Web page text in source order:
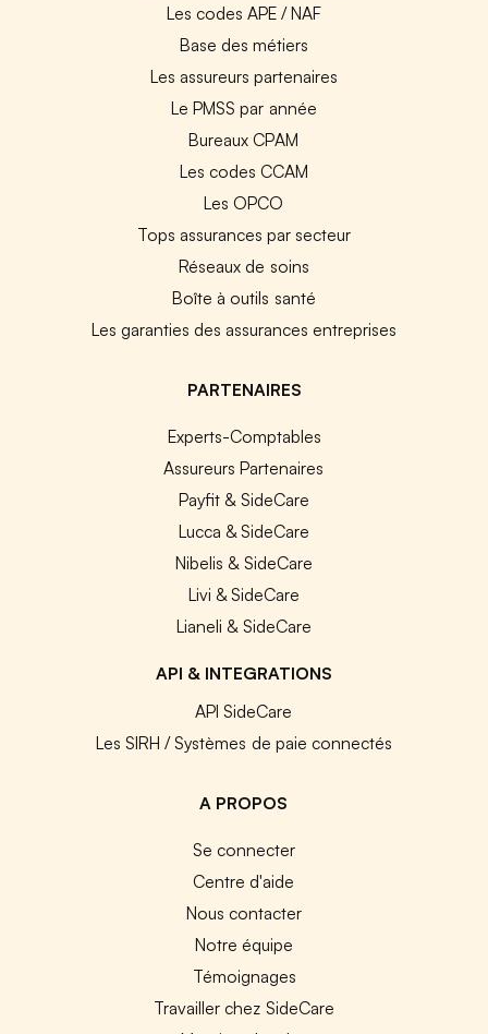
Les codes APE / NAF
Base des métiers
Les assureurs partenaires
Le PMSS par année
Bureaux CPAM
Les codes CCAM
Les OPCO
Tops assurances par secteur
Réseaux de soins
Boîte à outils santé
Les garanties des assurances entreprises
PARTENAIRES
Experts-Comptables
Assureurs Partenaires
Payfit & SideCare
Lucca & SideCare
Nibelis & SideCare
Livi & SideCare
Lianeli & SideCare
API & INTEGRATIONS
API SideCare
Les SIRH / Systèmes de paie connectés
A PROPOS
Se connecter
Centre d'aide
Nous contacter
Notre équipe
Témoignages
Travailler chez SideCare